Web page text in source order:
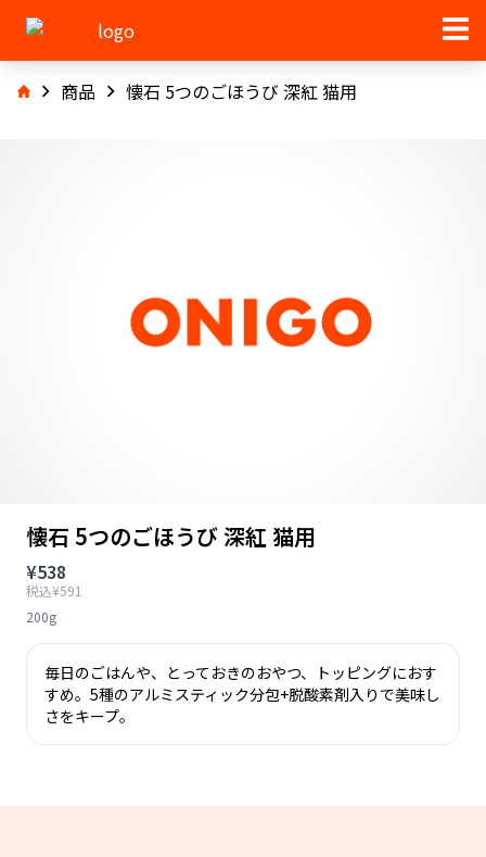
商品 懐石 5つのごほうび 深紅 猫用
懐石 5つのごほうび 深紅 猫用
¥538
税込¥591
200g
毎日のごはんや、とっておきのおやつ、トッピングにおす
すめ。5種のアルミスティック分包+脱酸素剤入りで美味し
さをキープ。